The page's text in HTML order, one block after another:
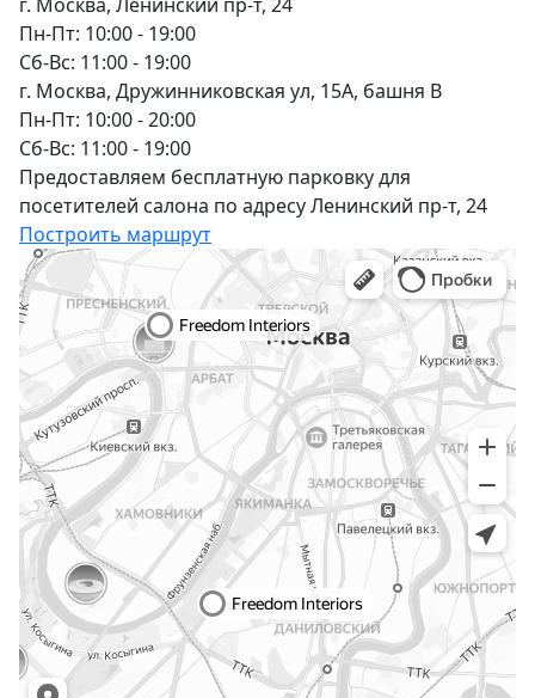
Пн-Пт: 10:00 - 19:00
Сб-Вс: 11:00 - 19:00
г. Москва, Дружинниковская ул, 15А, башня В
Пн-Пт: 10:00 - 20:00
Сб-Вс: 11:00 - 19:00
Предоставляем бесплатную парковку для
посетителей салона по адресу Ленинский пр-т, 24
Построить маршрут